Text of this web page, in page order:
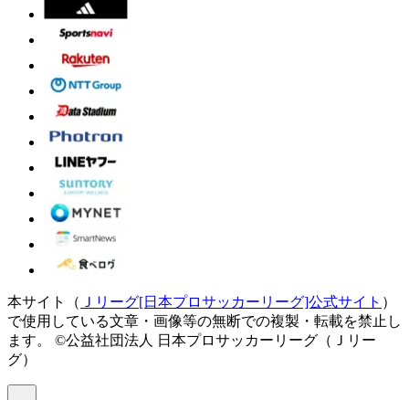
本サイト（ Ｊリーグ[日本プロサッカーリーグ]公式サイト ）
で使用している文章・画像等の無断での複製・転載を禁止し
ます。
©公益社団法人 日本プロサッカーリーグ（Ｊリー
グ）